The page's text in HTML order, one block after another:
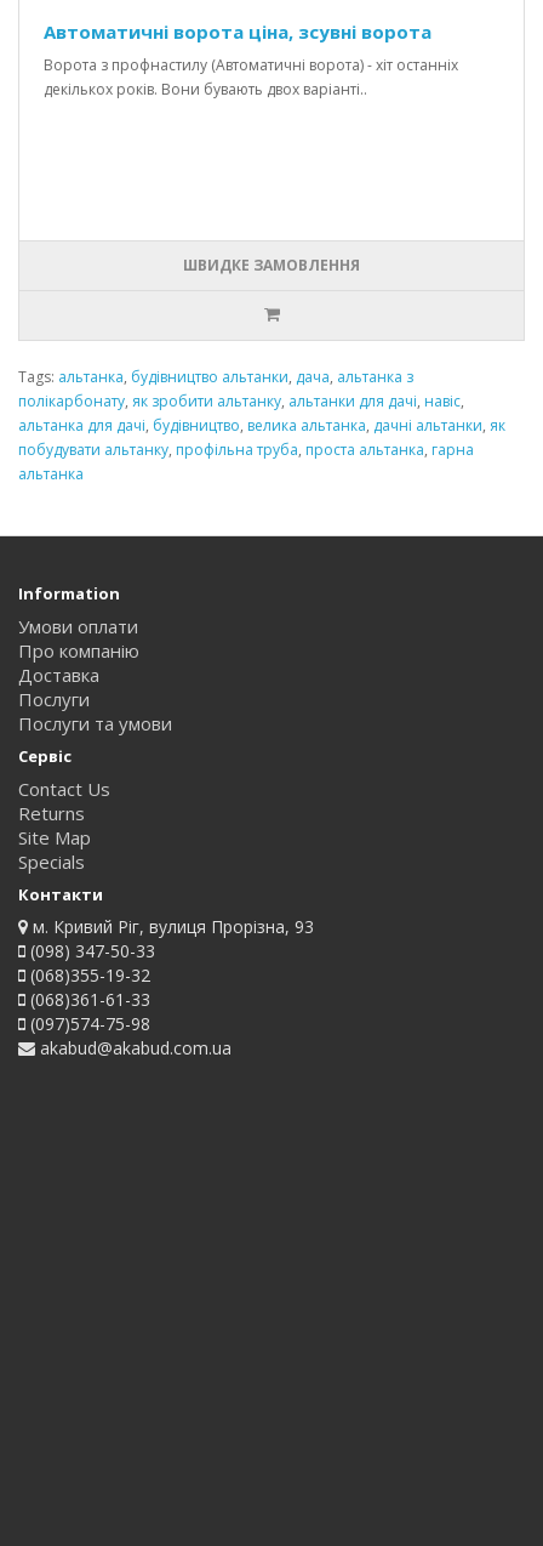
Автоматичні ворота ціна, зсувні ворота
Ворота з профнастилу (Автоматичні ворота) - хіт останніх
декількох років. Вони бувають двох варіанті..
ШВИДКЕ ЗАМОВЛЕННЯ
Tags: альтанка, будівництво альтанки, дача, альтанка з
полікарбонату, як зробити альтанку, альтанки для дачі, навіс,
альтанка для дачі, будівництво, велика альтанка, дачні альтанки, як
побудувати альтанку, профільна труба, проста альтанка, гарна
альтанка
Information
Умови оплати
Про компанію
Доставка
Послуги
Послуги та умови
Сервіс
Contact Us
Returns
Site Map
Specials
Контакти
м. Кривий Ріг, вулиця Прорізна, 93
(098) 347-50-33
(068)355-19-32
(068)361-61-33
(097)574-75-98
akabud@akabud.com.ua